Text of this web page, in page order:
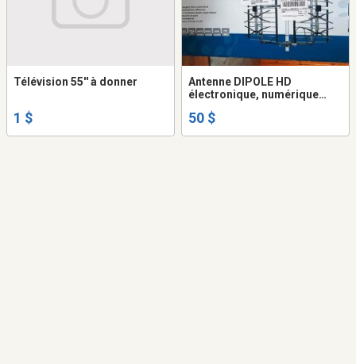
Télévision 55'' à donner
1 $
Antenne DIPOLE HD
électronique, numérique
extérieure 8 éléments
50 $